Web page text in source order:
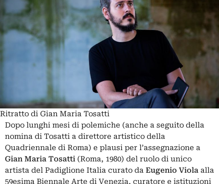
Ritratto di Gian Maria Tosatti
Dopo lunghi mesi di polemiche (anche a seguito della
nomina di Tosatti a direttore artistico della
Quadriennale di Roma) e plausi per l’assegnazione a
Gian Maria Tosatti (Roma, 1980) del ruolo di unico
artista del Padiglione Italia curato da Eugenio Viola alla
59esima Biennale Arte di Venezia, curatore e istituzioni